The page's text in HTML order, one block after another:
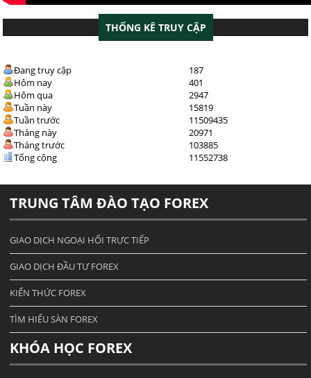
THỐNG KÊ TRUY CẬP
Đang truy cập
187
Hôm nay
401
Hôm qua
2947
Tuần này
15819
Tuần trước
11509435
Tháng này
20971
Tháng trước
103885
Tổng cộng
11552738
TRUNG TÂM ĐÀO TẠO FOREX
GIAO DỊCH NGOẠI HỐI TRỰC TIẾP
GIAO DỊCH ĐẦU TƯ FOREX
KIẾN THỨC FOREX
TÌM HIỂU SÀN FOREX
KHÓA HỌC FOREX